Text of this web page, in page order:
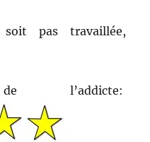
pas travaillée,